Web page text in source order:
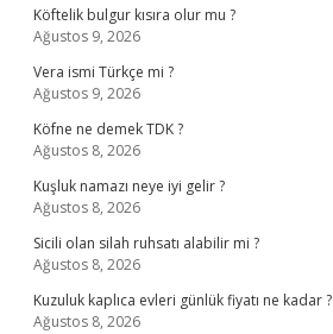
Köftelik bulgur kısıra olur mu ?
Ağustos 9, 2026
Vera ismi Türkçe mi ?
Ağustos 9, 2026
Köfne ne demek TDK ?
Ağustos 8, 2026
Kuşluk namazı neye iyi gelir ?
Ağustos 8, 2026
Sicili olan silah ruhsatı alabilir mi ?
Ağustos 8, 2026
Kuzuluk kaplıca evleri günlük fiyatı ne kadar ?
Ağustos 8, 2026